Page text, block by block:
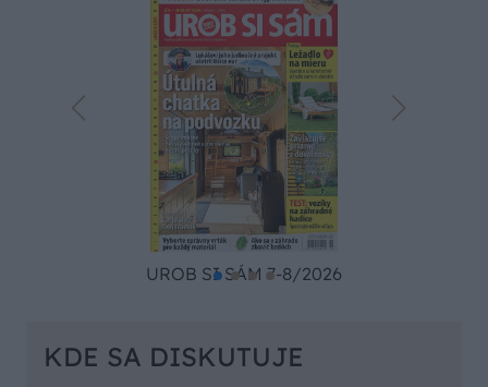
UROB SI SÁM 7-8/2026
KDE SA DISKUTUJE